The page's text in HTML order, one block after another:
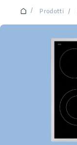
/ Prodotti /